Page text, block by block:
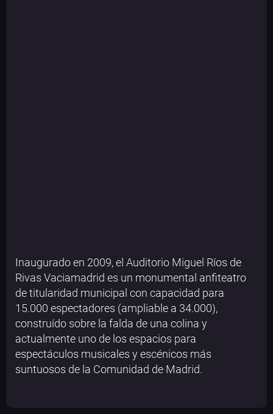
Inaugurado en 2009, el Auditorio Miguel Ríos de
Rivas Vaciamadrid es un monumental anfiteatro
de titularidad municipal con capacidad para
15.000 espectadores (ampliable a 34.000),
construído sobre la falda de una colina y
actualmente uno de los espacios para
espectáculos musicales y escénicos más
suntuosos de la Comunidad de Madrid.